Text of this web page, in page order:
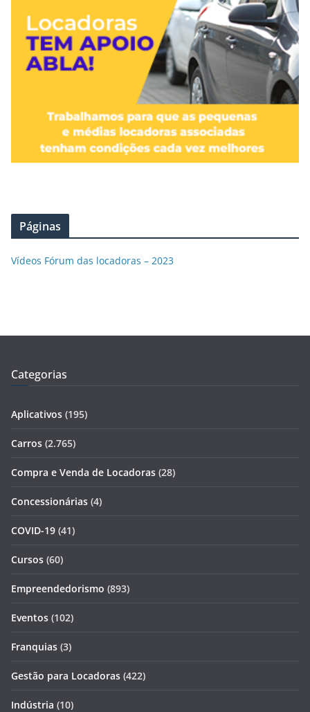
Páginas
Vídeos Fórum das locadoras – 2023
Categorias
Aplicativos (195)
Carros (2.765)
Compra e Venda de Locadoras (28)
Concessionárias (4)
COVID-19 (41)
Cursos (60)
Empreendedorismo (893)
Eventos (102)
Franquias (3)
Gestão para Locadoras (422)
Indústria (10)